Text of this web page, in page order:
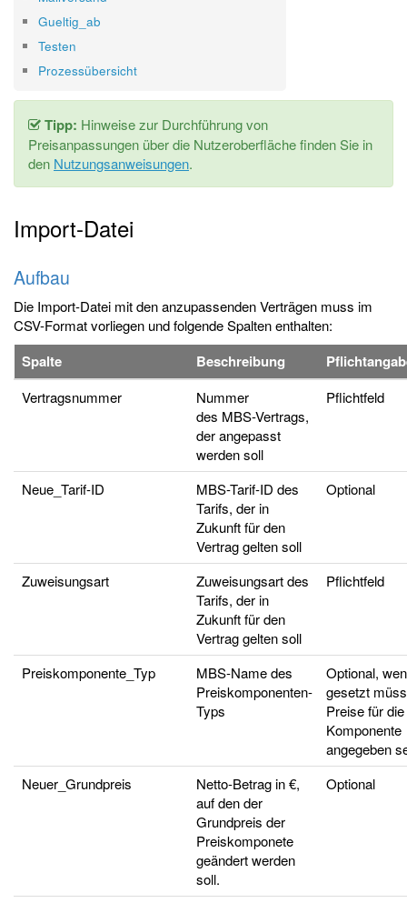
Gueltig_ab
Testen
Prozessübersicht
Tipp: Hinweise zur Durchführung von
Preisanpassungen über die Nutzeroberfläche finden Sie in
den Nutzungsanweisungen.
Import-Datei
Aufbau
Die Import-Datei mit den anzupassenden Verträgen muss im
CSV-Format vorliegen und folgende Spalten enthalten:
Spalte Beschreibung
Vertragsnummer
Nummer
des MBS-Vertrags,
der angepasst
werden soll
Pflichtfeld
Neue_Tarif-ID
MBS-Tarif-ID des
Tarifs, der in
Zukunft für den
Vertrag gelten soll
Optional
Zuweisungsart
Zuweisungsart des
Tarifs, der in
Zukunft für den
Vertrag gelten soll
Pflichtfeld
Preiskomponente_Typ
MBS-Name des
Preiskomponenten-
Typs
Optional,
gesetzt
Preise für die
Komponente
angegeben
Neuer_Grundpreis
Netto-Betrag in €,
auf den der
Grundpreis der
Preiskomponete
geändert werden
soll.
Optional